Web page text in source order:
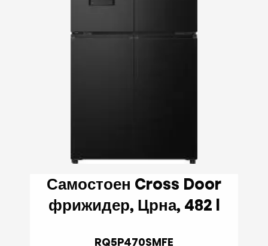
Самостоен Cross Door
фрижидер, Црна, 482 l
RQ5P470SMFE